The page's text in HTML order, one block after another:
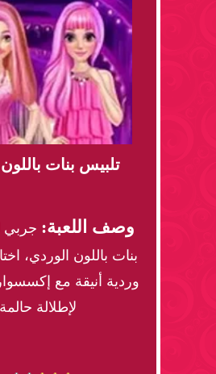
تلبيس بنات
وصف اللعبة: جربي
بنات باللون الوردي،
وردية أنيقة مع
لإطلالة